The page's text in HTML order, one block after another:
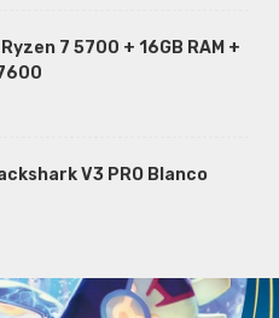
7 5700 + 16GB RAM +
V3 PRO Blanco